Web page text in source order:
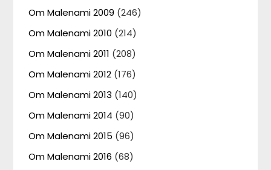
Om Malenami 2009 (246)
Om Malenami 2010 (214)
Om Malenami 2011 (208)
Om Malenami 2012 (176)
Om Malenami 2013 (140)
Om Malenami 2014 (90)
Om Malenami 2015 (96)
Om Malenami 2016 (68)